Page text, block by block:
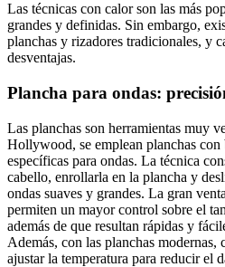
Las técnicas con calor son las más
grandes y definidas. Sin embargo,
planchas y rizadores tradicionales, y
desventajas.
Plancha para ondas:
Las planchas son herramientas muy
Hollywood, se emplean planchas con
específicas para ondas. La técnica
cabello, enrollarla en la plancha y
ondas suaves y grandes. La gran
permiten un mayor control sobre el
además de que resultan rápidas y
Además, con las planchas modernas,
ajustar la temperatura para reducir el